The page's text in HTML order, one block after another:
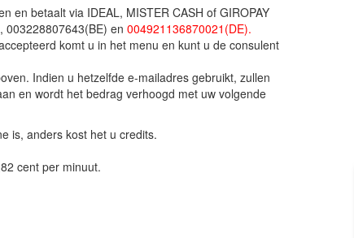
en betaalt via IDEAL, MISTER CASH of GIROPAY
003228807643(BE) en 004921136870021(DE).
komt u in het menu en kunt u de consulent
Indien u hetzelfde e-mailadres gebruikt, zullen
en wordt het bedrag verhoogd met uw volgende
is, anders kost het u credits.
cent per minuut.